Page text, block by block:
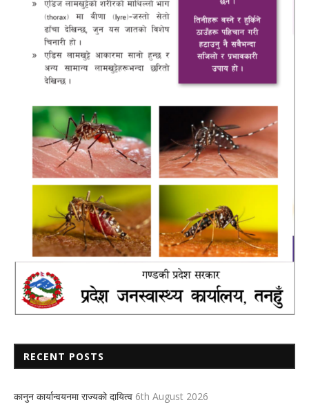
RECENT POSTS
कानुन कार्यान्वयनमा राज्यको दायित्व 6th August 2026